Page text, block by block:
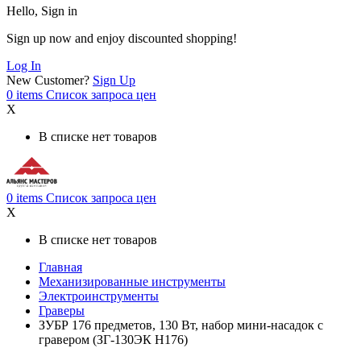
Hello, Sign in
Sign up now and enjoy discounted shopping!
Log In
New Customer? Sign Up
0 items Список запроса цен
X
В списке нет товаров
0 items Список запроса цен
X
В списке нет товаров
Главная
Механизированные инструменты
Электроинструменты
Граверы
ЗУБР 176 предметов, 130 Вт, набор мини-насадок с
гравером (ЗГ-130ЭК H176)